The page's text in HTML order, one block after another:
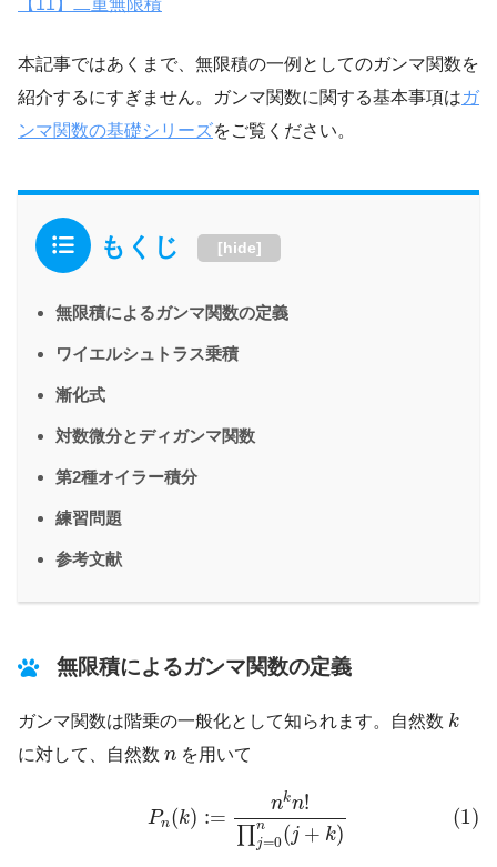
本記事ではあくまで、無限積の一例としてのガンマ関数を
紹介するにすぎません。ガンマ関数に関する基本事項はガ
ンマ関数の基礎シリーズをご覧ください。
もくじ [hide]
無限積によるガンマ関数の定義
ワイエルシュトラス乗積
漸化式
対数微分とディガンマ関数
第2種オイラー積分
練習問題
参考文献
無限積によるガンマ関数の定義
ガンマ関数は階乗の一般化として知られます。自然数 k
k
に対して、自然数 n
n を用いて
Pn(k) :=
nkn!
∏n
j=0(j + k)
(1)
j= 0